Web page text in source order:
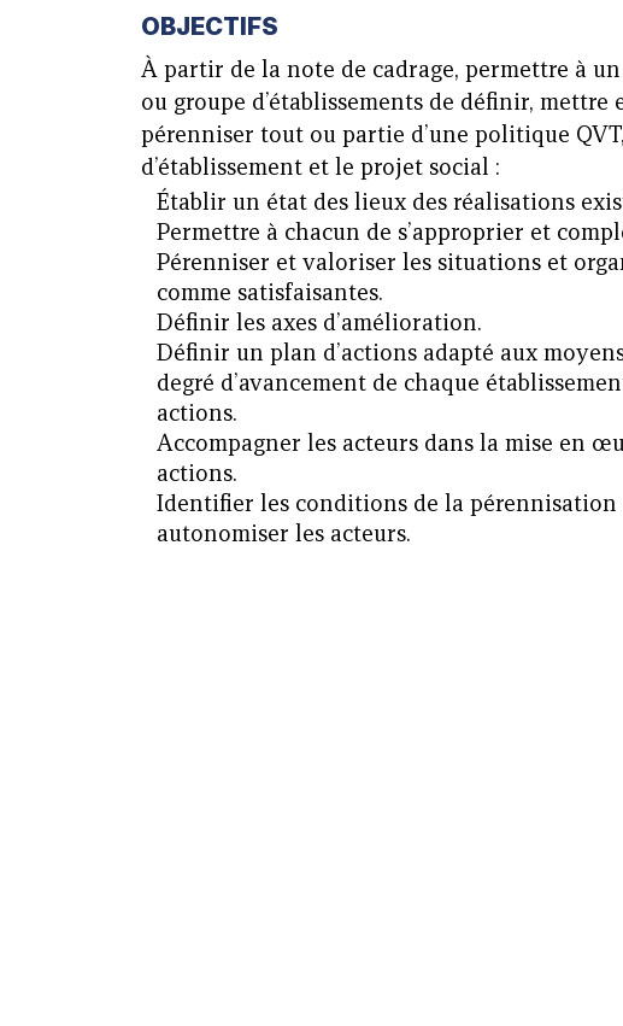
OBJECTIFS
À partir de la note de cadrage, permettre à
ou groupe d’établissements de définir,
pérenniser tout ou partie d’une politique
d’établissement et le projet social :
Établir un état des lieux des réalisations
Permettre à chacun de s’approprier et
Pérenniser et valoriser les situations et
comme satisfaisantes.
Définir les axes d’amélioration.
Définir un plan d’actions adapté aux
degré d’avancement de chaque
actions.
Accompagner les acteurs dans la mise en
actions.
Identifier les conditions de la pérennisation
autonomiser les acteurs.